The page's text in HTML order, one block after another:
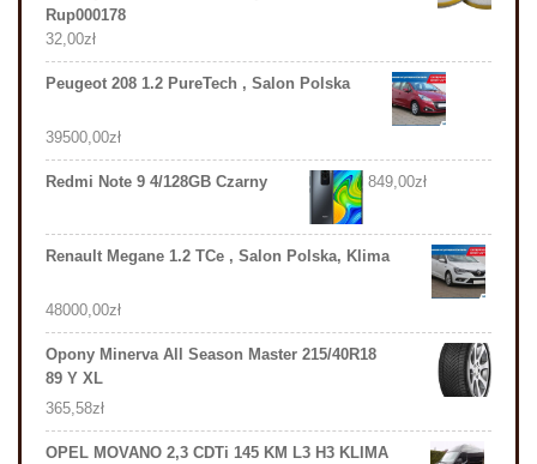
Rup000178
32,00zł
Peugeot 208 1.2 PureTech , Salon Polska
39500,00zł
Redmi Note 9 4/128GB Czarny 849,00zł
Renault Megane 1.2 TCe , Salon Polska, Klima
48000,00zł
Opony Minerva All Season Master 215/40R18
89 Y XL
365,58zł
OPEL MOVANO 2,3 CDTi 145 KM L3 H3 KLIMA